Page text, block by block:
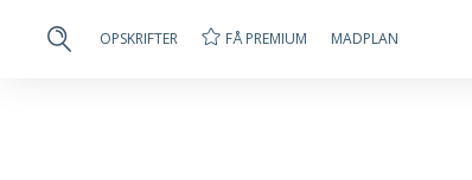
OPSKRIFTER FÅ PREMIUM MADPLAN